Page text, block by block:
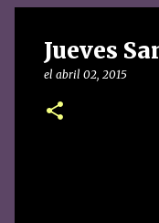
Jueves
el abril 02, 2015